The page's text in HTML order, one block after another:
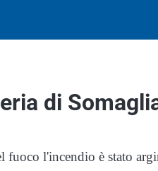
di
l'incendio è stato